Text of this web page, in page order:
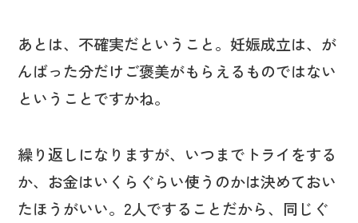
あとは、不確実だということ。妊娠成立は、が
んばった分だけご褒美がもらえるものではない
ということですかね。
繰り返しになりますが、いつまでトライをする
か、お金はいくらぐらい使うのかは決めておい
たほうがいい。2人ですることだから、同じぐ